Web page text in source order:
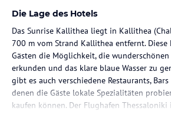
Die Lage des Hotels
Das Sunrise Kallithea liegt in Kallithea
700 m vom Strand Kallithea entfernt. Diese
Gästen die Möglichkeit, die
erkunden und das klare blaue Wasser zu
gibt es auch verschiedene Restaurants,
denen die Gäste lokale Spezialitäten
kaufen können. Der Flughafen